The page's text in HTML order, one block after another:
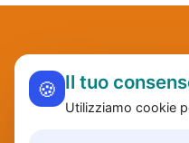
🍪 Il tuo
Utilizziamo cookie